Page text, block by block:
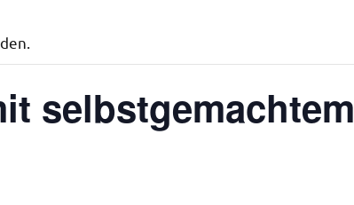
selbstgemachtem